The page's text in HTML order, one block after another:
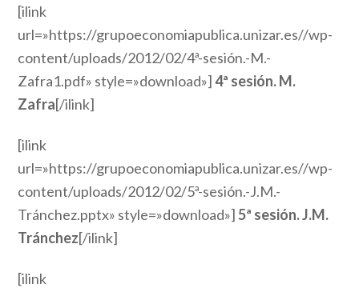
[ilink
url=»https://grupoeconomiapublica.unizar.es//wp-
content/uploads/2012/02/4ª-sesión.-M.-
Zafra1.pdf» style=»download»]4ª sesión. M.
Zafra[/ilink]
[ilink
url=»https://grupoeconomiapublica.unizar.es//wp-
content/uploads/2012/02/5ª-sesión.-J.M.-
Tránchez.pptx» style=»download»]5ª sesión. J.M.
Tránchez[/ilink]
[ilink